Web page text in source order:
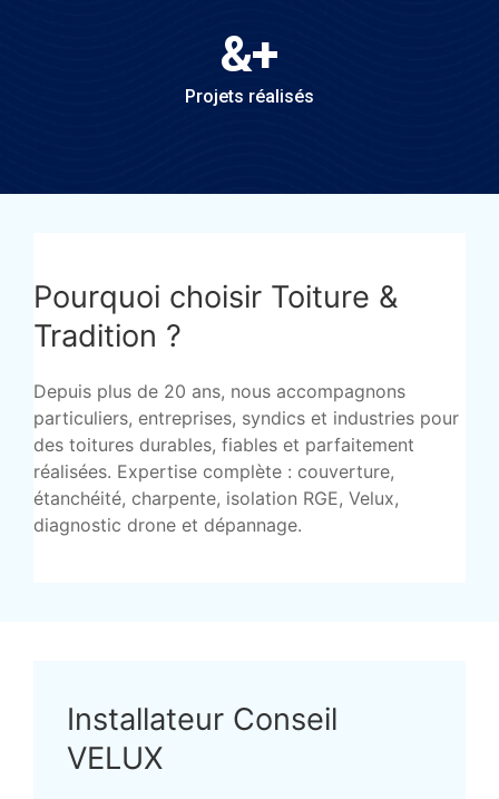
&+
Projets réalisés
Pourquoi choisir Toiture &
Tradition ?
Depuis plus de 20 ans, nous accompagnons
particuliers, entreprises, syndics et industries pour
des toitures durables, fiables et parfaitement
réalisées. Expertise complète : couverture,
étanchéité, charpente, isolation RGE, Velux,
diagnostic drone et dépannage.
Installateur Conseil
VELUX